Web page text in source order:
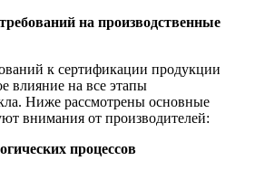
на производственные
к сертификации продукции
влияние на все этапы
Ниже рассмотрены основные
внимания от производителей:
процессов